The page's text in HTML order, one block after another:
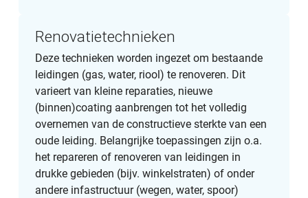
Renovatietechnieken
Deze technieken worden ingezet om bestaande
leidingen (gas, water, riool) te renoveren. Dit
varieert van kleine reparaties, nieuwe
(binnen)coating aanbrengen tot het volledig
overnemen van de constructieve sterkte van een
oude leiding. Belangrijke toepassingen zijn o.a.
het repareren of renoveren van leidingen in
drukke gebieden (bijv. winkelstraten) of onder
andere infastructuur (wegen, water, spoor)